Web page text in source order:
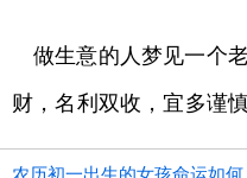
做生意的人梦见一个
财，名利双收，宜多谨慎
农历初一出生的女孩命运如